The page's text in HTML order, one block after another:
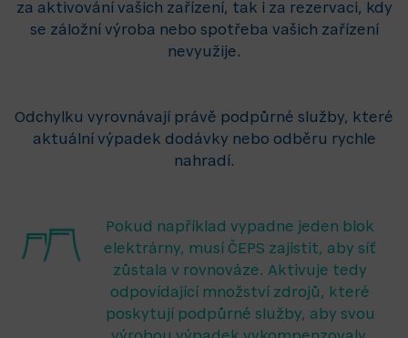
za aktivování vašich zařízení, tak i za rezervaci, kdy
se záložní výroba nebo spotřeba vašich zařízení
nevyužije.
Odchylku vyrovnávají právě podpůrné služby, které
aktuální výpadek dodávky nebo odběru rychle
nahradí.
Pokud například vypadne jeden blok
elektrárny, musí ČEPS zajistit, aby síť
zůstala v rovnováze. Aktivuje tedy
odpovídající množství zdrojů, které
poskytují podpůrné služby, aby svou